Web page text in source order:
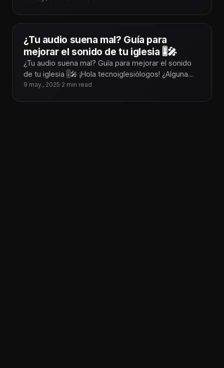
¿Tu audio suena mal? Guía para
mejorar el sonido de tu iglesia 🎚️🎤
¿Tu audio suena mal? Guía para mejorar el sonido
de tu iglesia 🎚️🎤 ¡Hola tecnoiglesiólogos! ¿Alguna
vez has estado en medio
9 may., 2025·2 min read